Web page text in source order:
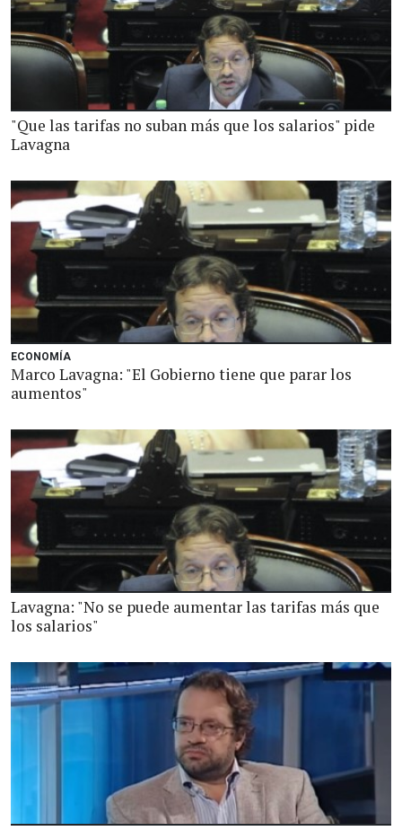
"Que las tarifas no suban más que los salarios" pide
Lavagna
ECONOMÍA
Marco Lavagna: "El Gobierno tiene que parar los
aumentos"
Lavagna: "No se puede aumentar las tarifas más que
los salarios"